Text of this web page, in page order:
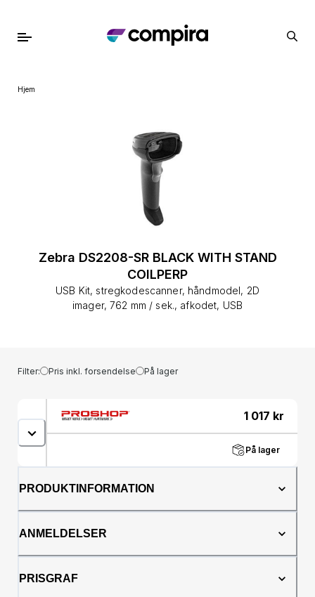
Hjem
Zebra DS2208-SR BLACK WITH STAND
COILPERP
USB Kit, stregkodescanner, håndmodel, 2D
imager, 762 mm / sek., afkodet, USB
Filter: Pris inkl. forsendelse På lager
1 017 kr
På lager
PRODUKTINFORMATION
ANMELDELSER
PRISGRAF